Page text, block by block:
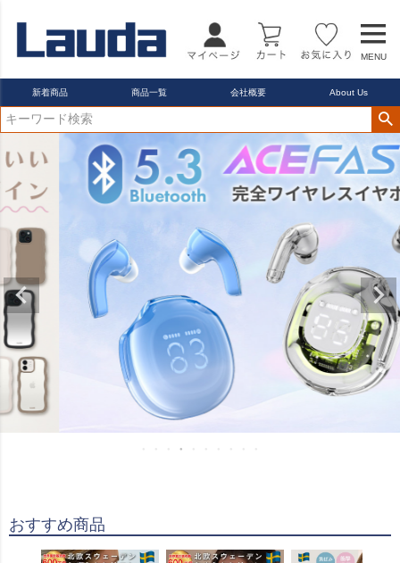
MENU
新着商品 商品一覧 会社概要 About Us
おすすめ商品